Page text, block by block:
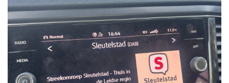
De middag van Sleutelstad
12.00 - 19.00 uur
Vorig uur
uur 1 van 0 Volgend uur